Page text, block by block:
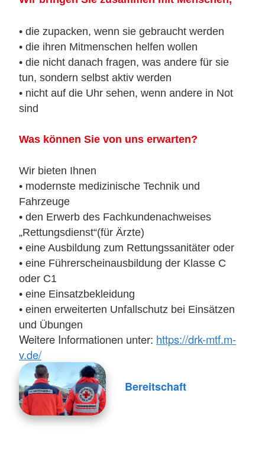
• die zupacken, wenn sie gebraucht werden
• die ihren Mitmenschen helfen wollen
• die nicht danach fragen, was andere für sie
tun, sondern selbst aktiv werden
• nicht auf die Uhr sehen, wenn andere in Not
sind
Was können Sie von uns erwarten?
Wir bieten Ihnen
• modernste medizinische Technik und
Fahrzeuge
• den Erwerb des Fachkundenachweises
„Rettungsdienst“(für Ärzte)
• eine Ausbildung zum Rettungssanitäter oder
• eine Führerscheinausbildung der Klasse C
oder C1
• eine Einsatzbekleidung
• einen erweiterten Unfallschutz bei Einsätzen
und Übungen
Weitere Informationen unter: https://drk-mtf.m-
v.de/
Bereitschaft